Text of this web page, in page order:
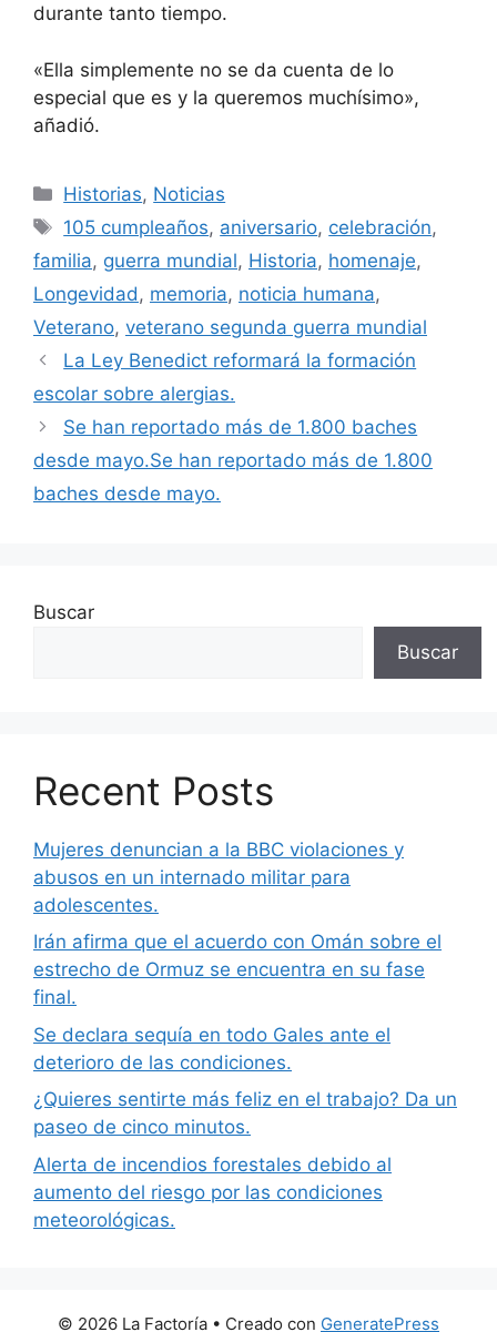
durante tanto tiempo.
«Ella simplemente no se da cuenta de lo
especial que es y la queremos muchísimo»,
añadió.
Categorías
Historias, Noticias
Etiquetas
105 cumpleaños, aniversario, celebración,
familia, guerra mundial, Historia, homenaje,
Longevidad , memoria, noticia humana,
Veterano, veterano segunda guerra mundial
La Ley Benedict reformará la formación
escolar sobre alergias.
Se han reportado más de 1.800 baches
desde mayo.Se han reportado más de 1.800
baches desde mayo.
Buscar
Buscar
Recent Posts
Mujeres denuncian a la BBC violaciones y
abusos en un internado militar para
adolescentes.
Irán afirma que el acuerdo con Omán sobre el
estrecho de Ormuz se encuentra en su fase
final.
Se declara sequía en todo Gales ante el
deterioro de las condiciones.
¿Quieres sentirte más feliz en el trabajo? Da un
paseo de cinco minutos.
Alerta de incendios forestales debido al
aumento del riesgo por las condiciones
meteorológicas.
© 2026 La Factoría • Creado con GeneratePress